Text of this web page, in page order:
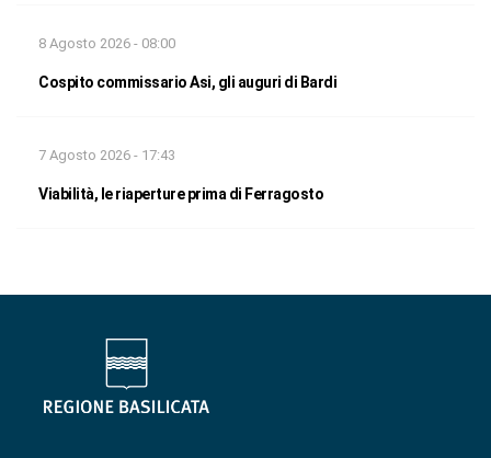
8 Agosto 2026 - 08:00
Cospito commissario Asi, gli auguri di Bardi
7 Agosto 2026 - 17:43
Viabilità, le riaperture prima di Ferragosto